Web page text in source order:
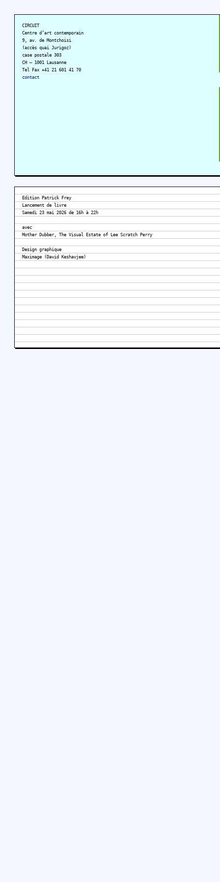
CIRCUIT
Centre d’art contemporain
9, av. de Montchoisi
(accès quai Jurigoz)
case postale 303
CH – 1001 Lausanne
Tel Fax +41 21 601 41 70
contact
Edition Patrick Frey
Lancement de livre
Samedi 23 mai 2026 de 16h à 22h
avec
Mother Dubber, The Visual Estate of Lee Scratch Perry
Design graphique
Maximage (David Keshavjee)